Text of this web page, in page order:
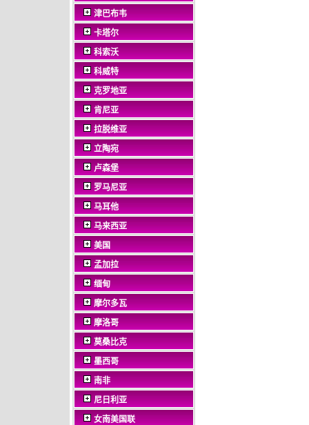
津巴布韦
卡塔尔
科索沃
科威特
克罗地亚
肯尼亚
拉脱维亚
立陶宛
卢森堡
罗马尼亚
马耳他
马来西亚
美国
孟加拉
缅甸
摩尔多瓦
摩洛哥
莫桑比克
墨西哥
南非
尼日利亚
女南美国联